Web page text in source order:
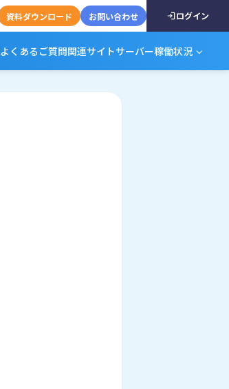
資料ダウンロード お問い合わせ ログイン
よくあるご質問関連サイトサーバー稼働状況